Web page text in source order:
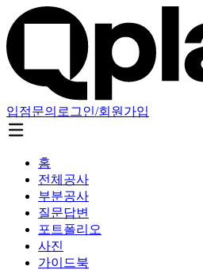
입점문의 로그인/회원가입
홈
전체공사
부분공사
질문답변
포트폴리오
사진
가이드북